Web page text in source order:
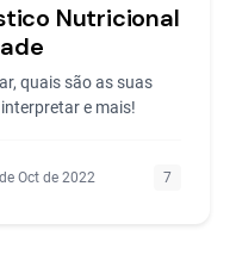
Nutricional
quais são as suas
e mais!
Oct de 2022 7